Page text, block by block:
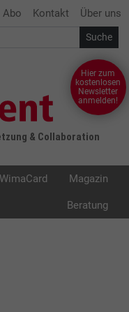
Abo Kontakt Über uns
& Collaboration
Hier zum
kostenlosen
Newsletter
anmelden!
WimaCard Magazin
Beratung